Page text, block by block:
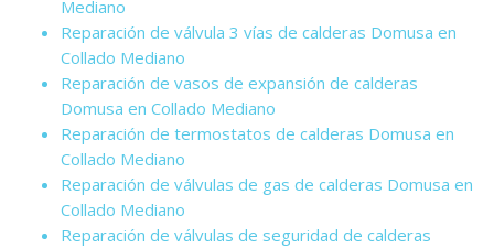
Mediano
Reparación de válvula 3 vías de calderas Domusa en
Collado Mediano
Reparación de vasos de expansión de calderas
Domusa en Collado Mediano
Reparación de termostatos de calderas Domusa en
Collado Mediano
Reparación de válvulas de gas de calderas Domusa en
Collado Mediano
Reparación de válvulas de seguridad de calderas